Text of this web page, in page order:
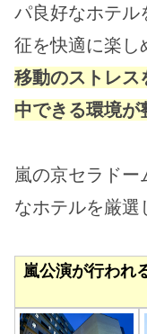
パ良好なホテル
征を快適に楽し
移動のストレス
中できる環境が
嵐の京セラドー
なホテルを厳選
嵐公演が行われ